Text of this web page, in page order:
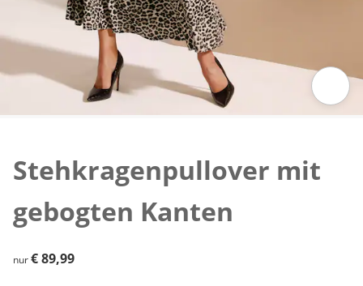
Stehkragenpullover mit
gebogten Kanten
€ 89,99
nur€ 89,99